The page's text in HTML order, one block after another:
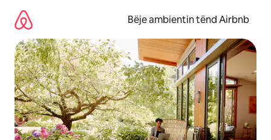
përmbajtja
Bëje ambientin tënd Airbnb